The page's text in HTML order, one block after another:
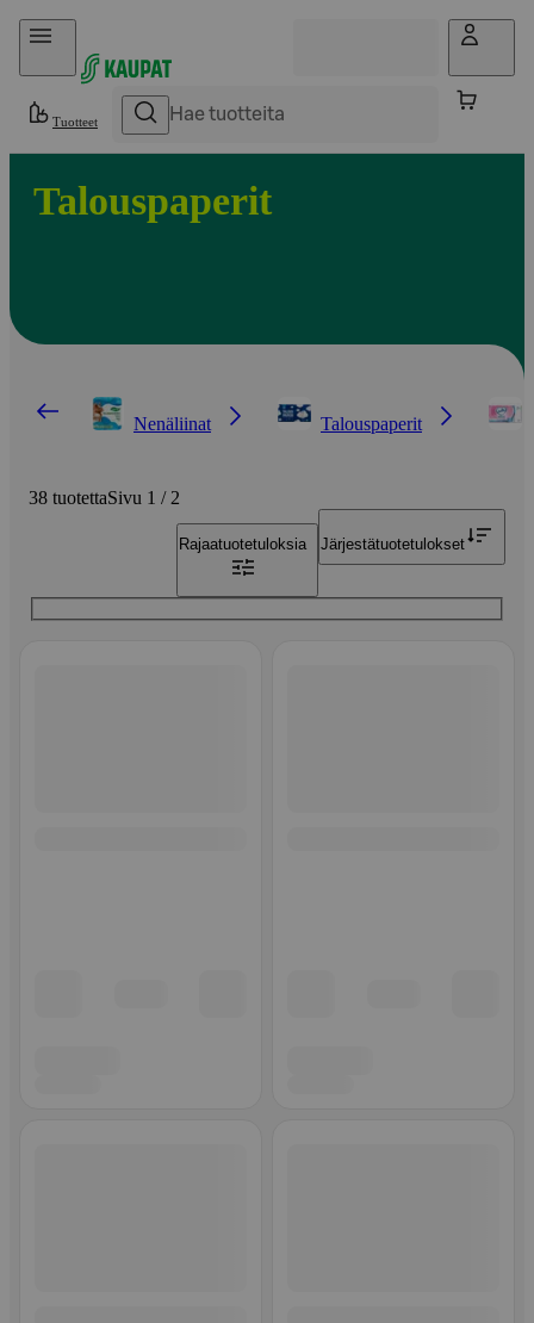
Hyppää sisältöön
Tuotteet
Talouspaperit
Nenäliinat Talouspaperit
38 tuotettaSivu 1 / 2
Rajaatuotetuloksia Järjestätuotetulokset